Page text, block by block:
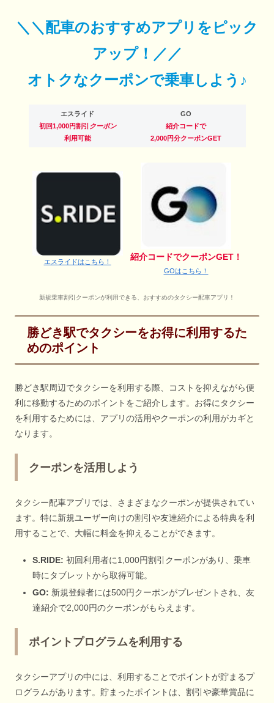
＼＼配車のおすすめアプリをピック
アップ！／／
オトクなクーポンで乗車しよう♪
エスライド
初回1,000円割引 クーポン
利用可能
GO
紹介コードで
2,000円分クーポンGET
エスライドはこちら！
紹介コードでクーポンGET！
GOはこちら！
新規乗車割引クーポンが利用できる、おすすめのタクシー配車アプリ！
勝どき駅でタクシーをお得に利用するた
めのポイント
勝どき駅周辺でタクシーを利用する際、コストを抑えながら便
利に移動するためのポイントをご紹介します。お得にタクシー
を利用するためには、アプリの活用やクーポンの利用がカギと
なります。
クーポンを活用しよう
タクシー配車アプリでは、さまざまなクーポンが提供されてい
ます。特に新規ユーザー向けの割引や友達紹介による特典を利
用することで、大幅に料金を抑えることができます。
S.RIDE: 初回利用者に1,000円割引クーポンがあり、乗車
時にタブレットから取得可能。
GO: 新規登録者には500円クーポンがプレゼントされ、友
達紹介で2,000円のクーポンがもらえます。
ポイントプログラムを利用する
タクシーアプリの中には、利用することでポイントが貯まるプ
ログラムがあります。貯まったポイントは、割引や豪華賞品に